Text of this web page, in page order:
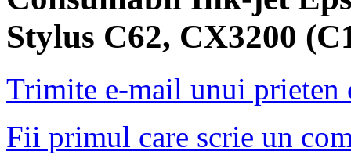
Stylus C62, CX3200
Trimite e-mail unui prieten
Fii primul care scrie un